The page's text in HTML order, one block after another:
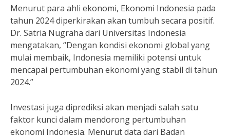
Menurut para ahli ekonomi, Ekonomi Indonesia pada
tahun 2024 diperkirakan akan tumbuh secara positif.
Dr. Satria Nugraha dari Universitas Indonesia
mengatakan, “Dengan kondisi ekonomi global yang
mulai membaik, Indonesia memiliki potensi untuk
mencapai pertumbuhan ekonomi yang stabil di tahun
2024.”
Investasi juga diprediksi akan menjadi salah satu
faktor kunci dalam mendorong pertumbuhan
ekonomi Indonesia. Menurut data dari Badan